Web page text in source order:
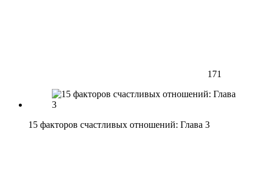
171
15 факторов счастливых отношений: Глава 3